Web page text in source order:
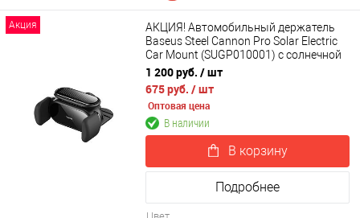
Акция
АКЦИЯ! Автомобильный держатель
Baseus Steel Cannon Pro Solar Electric
Car Mount (SUGP010001) с солнечной
батарей
1 200 руб. / шт
675 руб. / шт
Оптовая цена
В наличии
В корзину
Подробнее